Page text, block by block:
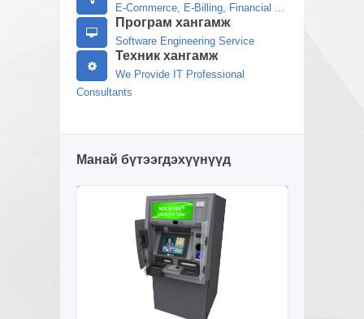
E-Commerce, E-Billing, Financial ...
Програм хангамж
Software Engineering Service
Техник хангамж
We Provide IT Professional
Consultants
Манай бүтээгдэхүүнүүд